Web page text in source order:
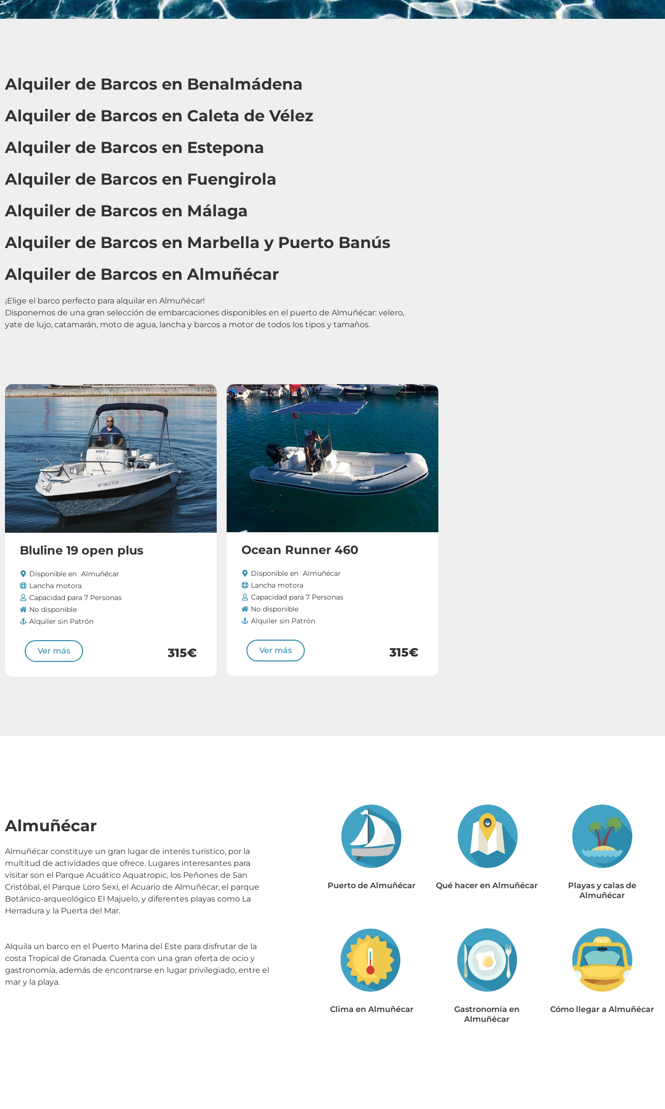
Alquiler de Barcos en Benalmádena
Alquiler de Barcos en Caleta de Vélez
Alquiler de Barcos en Estepona
Alquiler de Barcos en Fuengirola
Alquiler de Barcos en Málaga
Alquiler de Barcos en Marbella y Puerto Banús
Alquiler de Barcos en Almuñécar
¡Elige el barco perfecto para alquilar en Almuñécar!
Disponemos de una gran selección de embarcaciones disponibles en el puerto de Almuñécar: velero,
yate de lujo, catamarán, moto de agua, lancha y barcos a motor de todos los tipos y tamaños.
Bluline 19 open plus
Disponible en Almuñécar
Lancha motora
Capacidad para 7 Personas
No disponible
Alquiler sin Patrón
Ver más 315€
Ocean Runner 460
Disponible en Almuñécar
Lancha motora
Capacidad para 7 Personas
No disponible
Alquiler sin Patrón
Ver más 315€
Almuñécar
Almuñécar constituye un gran lugar de interés turístico, por la
multitud de actividades que ofrece. Lugares interesantes para
visitar son el Parque Acuático Aquatropic, los Peñones de San
Cristóbal, el Parque Loro Sexi, el Acuario de Almuñécar, el parque
Botánico-arqueológico El Majuelo, y diferentes playas como La
Herradura y la Puerta del Mar.
Alquila un barco en el Puerto Marina del Este para disfrutar de la
costa Tropical de Granada. Cuenta con una gran oferta de ocio y
gastronomía, además de encontrarse en lugar privilegiado, entre el
mar y la playa.
Puerto de Almuñécar Qué hacer en Almuñécar
Playas y calas de
Almuñécar
Clima en Almuñécar
Gastronomía en
Almuñécar
Cómo llegar a Almuñécar